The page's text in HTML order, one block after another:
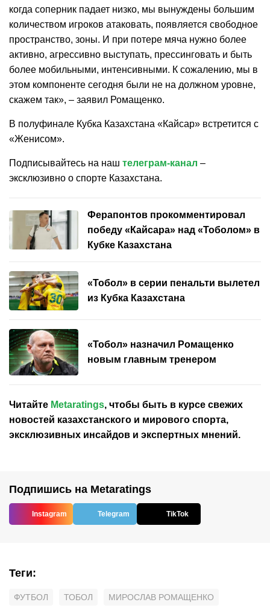
когда соперник падает низко, мы вынуждены большим
количеством игроков атаковать, появляется свободное
пространство, зоны. И при потере мяча нужно более
активно, агрессивно выступать, прессинговать и быть
более мобильными, интенсивными. К сожалению, мы в
этом компоненте сегодня были не на должном уровне,
скажем так», – заявил Ромащенко.
В полуфинале Кубка Казахстана «Кайсар» встретится с
«Женисом».
Подписывайтесь на наш телеграм-канал –
эксклюзивно о спорте Казахстана.
Ферапонтов прокомментировал
победу «Кайсара» над «Тоболом» в
Кубке Казахстана
«Тобол» в серии пенальти вылетел
из Кубка Казахстана
«Тобол» назначил Ромащенко
новым главным тренером
Читайте Metaratings, чтобы быть в курсе свежих
новостей казахстанского и мирового спорта,
эксклюзивных инсайдов и экспертных мнений.
Подпишись на Metaratings
Instagram Telegram TikTok
Теги:
ФУТБОЛ ТОБОЛ МИРОСЛАВ РОМАЩЕНКО